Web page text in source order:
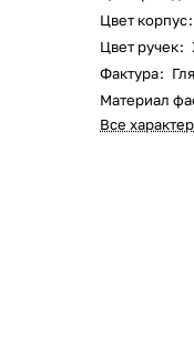
Цвет корпус:
Цвет ручек:
Фактура:
Материал
Все